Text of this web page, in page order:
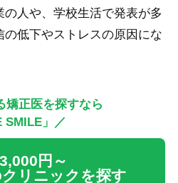
の人や、学校生活で発表が多
低下やストレスの原因にな
矯正医を探すなら
SMILE」／
円～
クリニックを探す